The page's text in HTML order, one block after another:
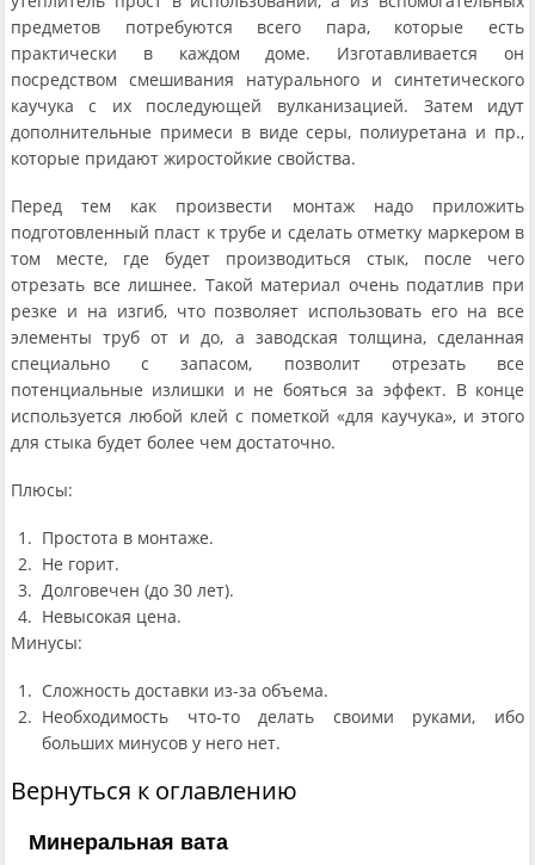
предметов потребуются всего пара, которые есть
практически в каждом доме. Изготавливается он
посредством смешивания натурального и синтетического
каучука с их последующей вулканизацией. Затем идут
дополнительные примеси в виде серы, полиуретана и пр.,
которые придают жиростойкие свойства.
Перед тем как произвести монтаж надо приложить
подготовленный пласт к трубе и сделать отметку маркером в
том месте, где будет производиться стык, после чего
отрезать все лишнее. Такой материал очень податлив при
резке и на изгиб, что позволяет использовать его на все
элементы труб от и до, а заводская толщина, сделанная
специально с запасом, позволит отрезать все
потенциальные излишки и не бояться за эффект. В конце
используется любой клей с пометкой «для каучука», и этого
для стыка будет более чем достаточно.
Плюсы:
Простота в монтаже.
Не горит.
Долговечен (до 30 лет).
Невысокая цена.
Минусы:
Сложность доставки из-за объема.
Необходимость что-то делать своими руками, ибо
больших минусов у него нет.
Вернуться к оглавлению
Минеральная вата